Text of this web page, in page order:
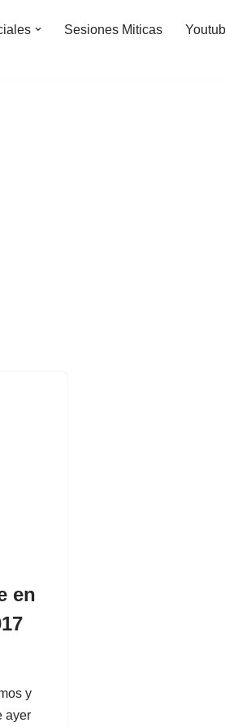
Sesiones Miticas
en
y
ayer